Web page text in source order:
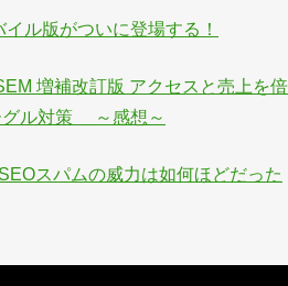
ル版がついに登場する！
増補改訂版 アクセスと売上を倍
グル対策 ～感想～
スパムの威力は如何ほどだった